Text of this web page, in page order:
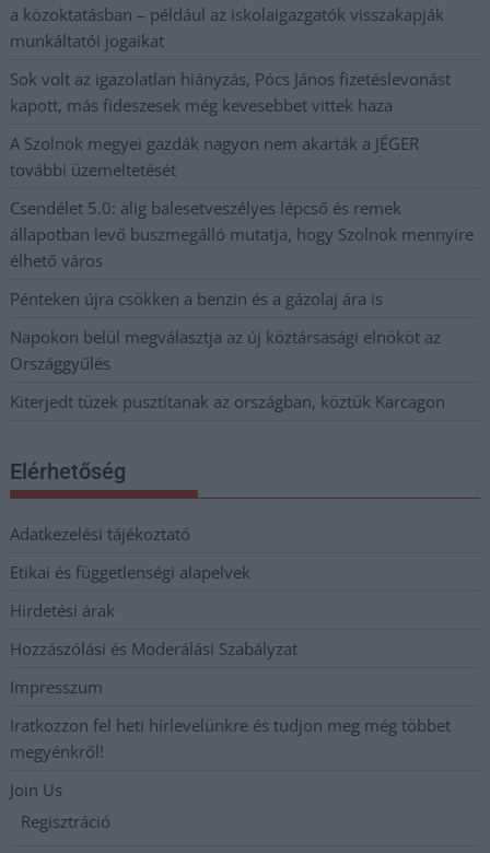
a közoktatásban – például az iskolaigazgatók visszakapják
munkáltatói jogaikat
Sok volt az igazolatlan hiányzás, Pócs János fizetéslevonást
kapott, más fideszesek még kevesebbet vittek haza
A Szolnok megyei gazdák nagyon nem akarták a JÉGER
további üzemeltetését
Csendélet 5.0: alig balesetveszélyes lépcső és remek
állapotban levő buszmegálló mutatja, hogy Szolnok mennyire
élhető város
Pénteken újra csökken a benzin és a gázolaj ára is
Napokon belül megválasztja az új köztársasági elnököt az
Országgyűlés
Kiterjedt tüzek pusztítanak az országban, köztük Karcagon
Elérhetőség
Adatkezelési tájékoztató
Etikai és függetlenségi alapelvek
Hirdetési árak
Hozzászólási és Moderálási Szabályzat
Impresszum
Iratkozzon fel heti hírlevelünkre és tudjon meg még többet
megyénkről!
Join Us
Regisztráció